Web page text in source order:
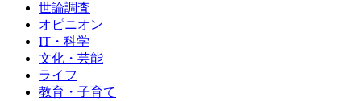
世論調査
オピニオン
IT・科学
文化・芸能
ライフ
教育・子育て